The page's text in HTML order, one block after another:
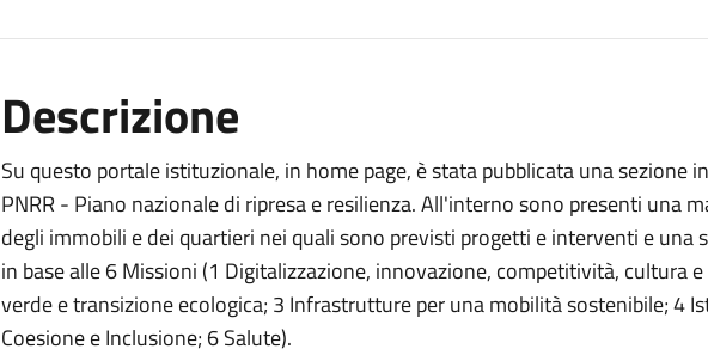
Descrizione
Su questo portale istituzionale, in home page, è stata pubblicata una sezione
PNRR - Piano nazionale di ripresa e resilienza. All'interno sono presenti una
degli immobili e dei quartieri nei quali sono previsti progetti e interventi e una
in base alle 6 Missioni (1 Digitalizzazione, innovazione, competitività, cultura
verde e transizione ecologica; 3 Infrastrutture per una mobilità sostenibile; 4
Coesione e Inclusione; 6 Salute).